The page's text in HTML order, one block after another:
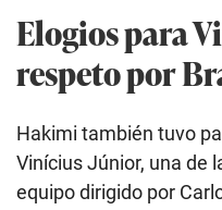
Elogios para
respeto por
Hakimi también tuvo
Vinícius Júnior, una de
equipo dirigido por